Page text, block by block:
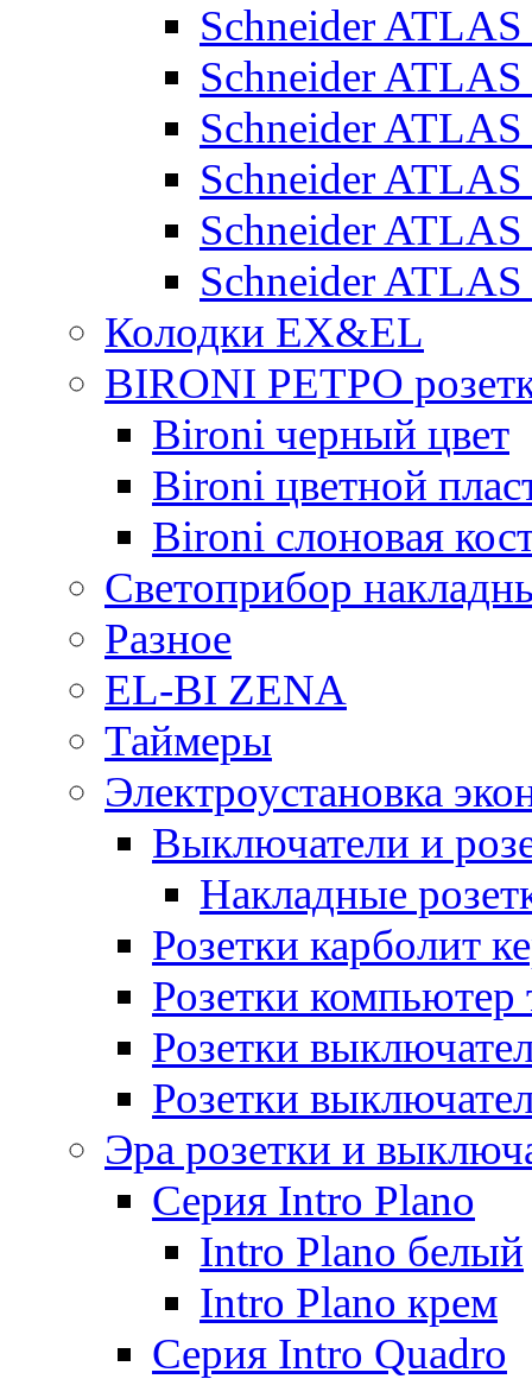
Schneider
Schneider
Schneider
Schneider
Schneider
Schneider
Колодки EX&EL
BIRONI РЕТРО
Bironi черный цвет
Bironi цветной
Bironi слоновая
Светоприбор
Разное
EL-BI ZENA
Таймеры
Электроустановка
Выключатели и
Накладные
Розетки карболит
Розетки компьютер
Розетки
Розетки
Эра розетки и
Серия Intro Plano
Intro Plano белый
Intro Plano крем
Серия Intro Quadro